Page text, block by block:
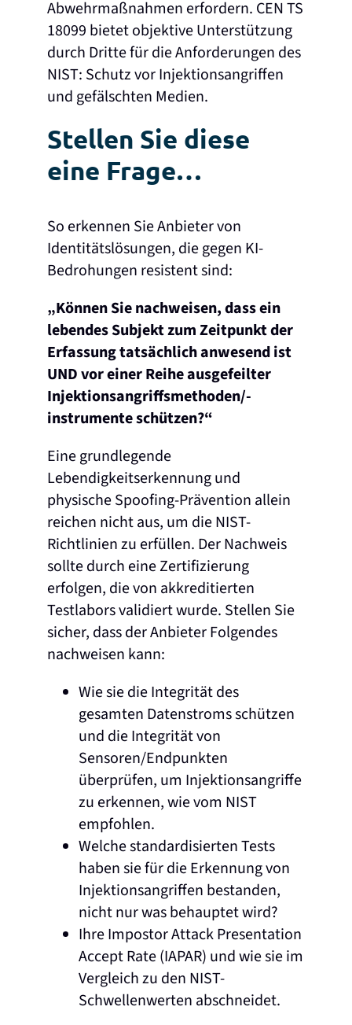
Abwehrmaßnahmen erfordern. CEN TS
18099 bietet objektive Unterstützung
durch Dritte für die Anforderungen des
NIST: Schutz vor Injektionsangriffen
und gefälschten Medien.
Stellen Sie diese
eine Frage…
So erkennen Sie Anbieter von
Identitätslösungen, die gegen KI-
Bedrohungen resistent sind:
„Können Sie nachweisen, dass ein
lebendes Subjekt zum Zeitpunkt der
Erfassung tatsächlich anwesend ist
UND vor einer Reihe ausgefeilter
Injektionsangriffsmethoden/-
instrumente schützen?“
Eine grundlegende
Lebendigkeitserkennung und
physische Spoofing-Prävention allein
reichen nicht aus, um die NIST-
Richtlinien zu erfüllen. Der Nachweis
sollte durch eine Zertifizierung
erfolgen, die von akkreditierten
Testlabors validiert wurde. Stellen Sie
sicher, dass der Anbieter Folgendes
nachweisen kann:
Wie sie die Integrität des
gesamten Datenstroms schützen
und die Integrität von
Sensoren/Endpunkten
überprüfen, um Injektionsangriffe
zu erkennen, wie vom NIST
empfohlen.
Welche standardisierten Tests
haben sie für die Erkennung von
Injektionsangriffen bestanden,
nicht nur was behauptet wird?
Ihre Impostor Attack Presentation
Accept Rate (IAPAR) und wie sie im
Vergleich zu den NIST-
Schwellenwerten abschneidet.